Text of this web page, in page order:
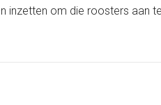
om die roosters aan